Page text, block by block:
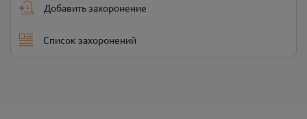
Добавить захоронение
Список захоронений